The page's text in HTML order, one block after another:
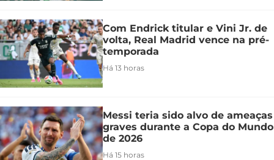
Com Endrick titular e Vini Jr. de
volta, Real Madrid vence na pré-
temporada
Há 13 horas
Messi teria sido alvo de ameaças
graves durante a Copa do Mundo
de 2026
Há 15 horas